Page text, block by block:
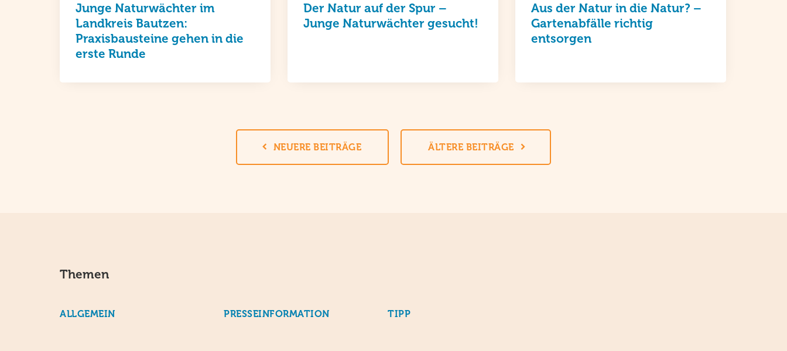
Junge Naturwächter im
Landkreis Bautzen:
Praxisbausteine gehen in die
erste Runde
Der Natur auf der Spur –
Junge Naturwächter gesucht!
Aus der Natur in die Natur? –
Gartenabfälle richtig
entsorgen
NEUERE BEITRÄGE ÄLTERE BEITRÄGE
Themen
ALLGEMEIN PRESSEINFORMATION TIPP